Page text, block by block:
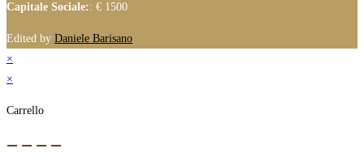
Capitale Sociale:: € 1500
Edited by Daniele Barisano
×
×
Carrello